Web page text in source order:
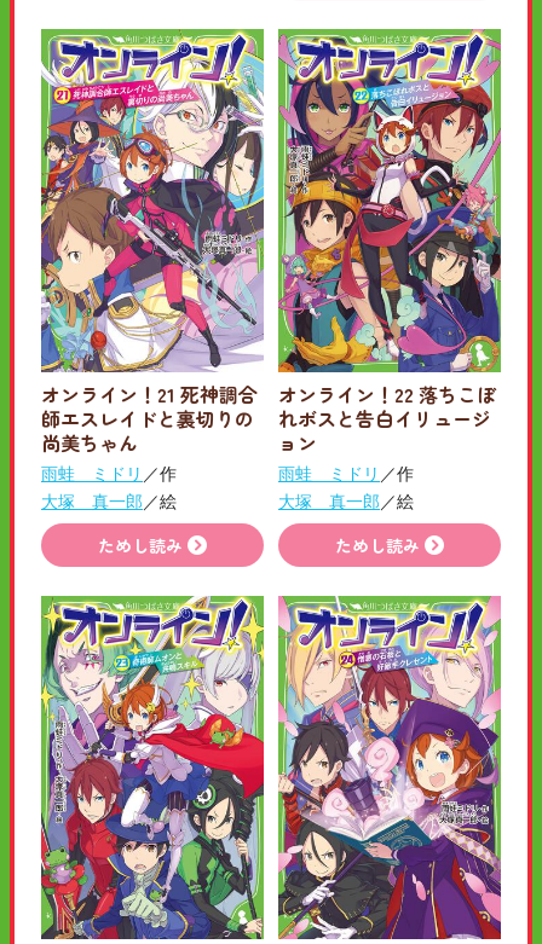
オンライン！21 死神調合
師エスレイドと裏切りの
尚美ちゃん
雨蛙 ミドリ ／作
大塚 真一郎 ／絵
ためし読み
オンライン！22 落ちこぼ
れボスと告白イリュージ
ョン
雨蛙 ミドリ ／作
大塚 真一郎 ／絵
ためし読み